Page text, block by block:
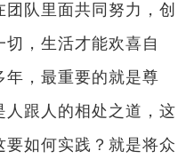
队里面共同努力，创
，生活才能欢喜自
年，最重要的就是尊
跟人的相处之道，这
如何实践？就是将众